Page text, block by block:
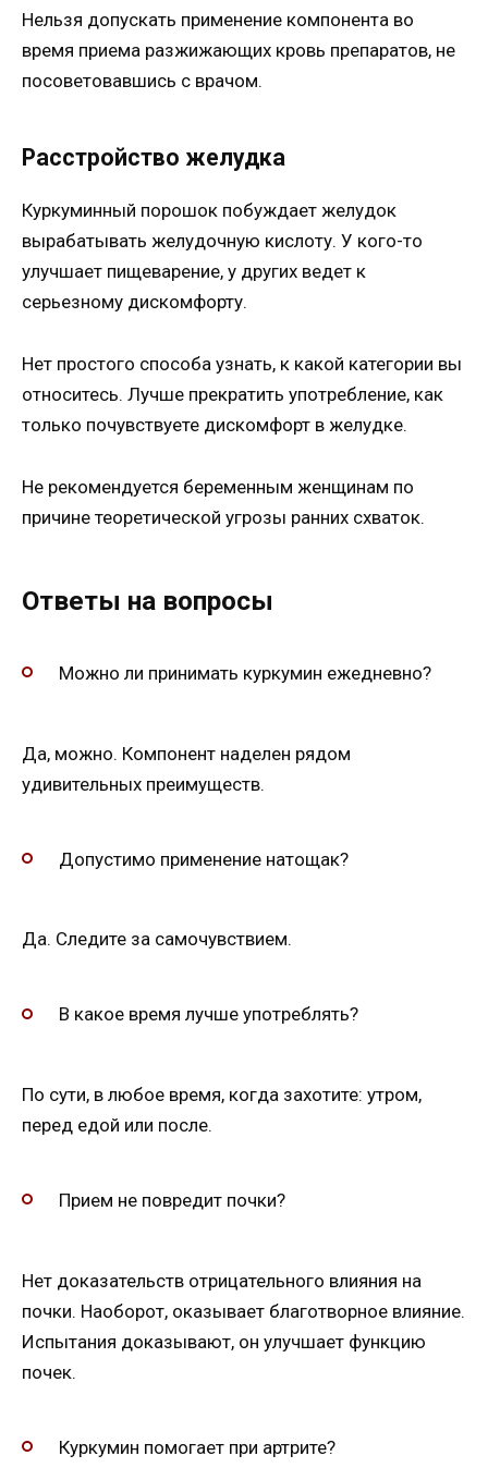
Нельзя допускать применение компонента во
время приема разжижающих кровь препаратов, не
посоветовавшись с врачом.
Расстройство желудка
Куркуминный порошок побуждает желудок
вырабатывать желудочную кислоту. У кого-то
улучшает пищеварение, у других ведет к
серьезному дискомфорту.
Нет простого способа узнать, к какой категории вы
относитесь. Лучше прекратить употребление, как
только почувствуете дискомфорт в желудке.
Не рекомендуется беременным женщинам по
причине теоретической угрозы ранних схваток.
Ответы на вопросы
Можно ли принимать куркумин ежедневно?
Да, можно. Компонент наделен рядом
удивительных преимуществ.
Допустимо применение натощак?
Да. Следите за самочувствием.
В какое время лучше употреблять?
По сути, в любое время, когда захотите: утром,
перед едой или после.
Прием не повредит почки?
Нет доказательств отрицательного влияния на
почки. Наоборот, оказывает благотворное влияние.
Испытания доказывают, он улучшает функцию
почек.
Куркумин помогает при артрите?